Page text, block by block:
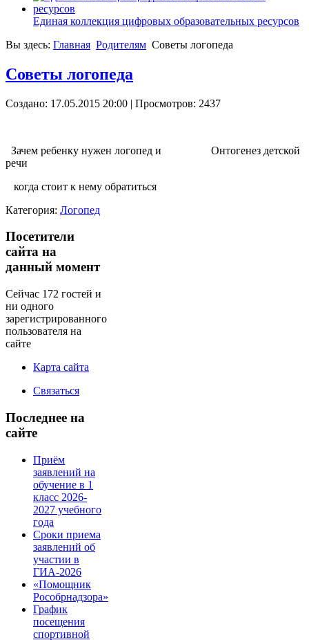
Единая коллекция цифровых образовательных ресурсов
Вы здесь: Главная Родителям Советы логопеда
Советы логопеда
Создано: 17.05.2015 20:00 | Просмотров: 2437
Зачем ребенку нужен логопед и
Онтогенез детской
речи
когда стоит к нему обратиться
Категория: Логопед
Посетители
сайта на
данный момент
Сейчас 172 гостей и
ни одного
зарегистрированного
пользователя на
сайте
Карта сайта
Связаться
Последнее на
сайте
Приём
заявлений на
обучение в 1
класс 2026-
2027 учебного
года
Сроки приема
заявлений об
участии в
ГИА-2026
«Помощник
Рособрнадзора»
График
посещения
спортивной